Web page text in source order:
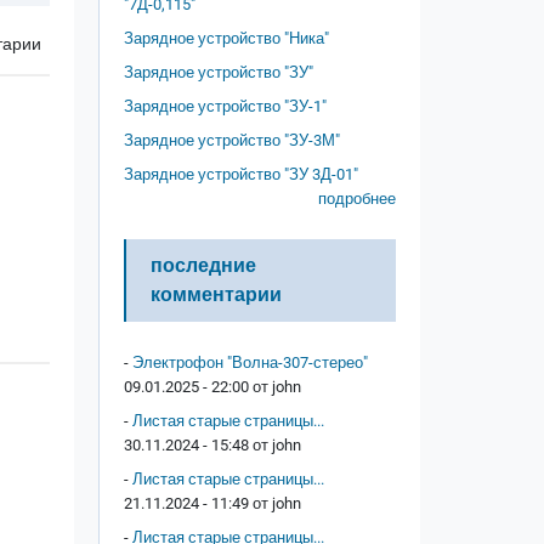
"7Д-0,115"
Зарядное устройство "Ника"
Зарядное устройство "ЗУ"
Зарядное устройство "ЗУ-1"
Зарядное устройство "ЗУ-3М"
Зарядное устройство "ЗУ 3Д-01"
подробнее
последние
комментарии
- Электрофон "Волна-307-стерео"
09.01.2025 - 22:00 от john
- Листая старые страницы...
30.11.2024 - 15:48 от john
- Листая старые страницы...
21.11.2024 - 11:49 от john
- Листая старые страницы...